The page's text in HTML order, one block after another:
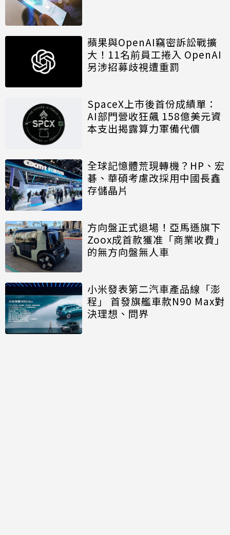
蘋果與OpenAI竊密訴訟戰擴
大！11名前員工捲入 OpenAI
另涉招募歧視遭重罰
SpaceX上市後首份成績單：
AI部門營收狂飆 158億美元資
本支出揭露算力軍備代價
全球記憶體荒現轉機？HP、宏
碁、華碩考慮改採用中國長鑫
存儲晶片
方向盤正式退場！亞馬遜旗下
Zoox成首款獲准「商業收費」
的無方向盤無人車
小米發表第二汽車產品線「澎
程」 首發旗艦車款N90 Max對
決理想、問界